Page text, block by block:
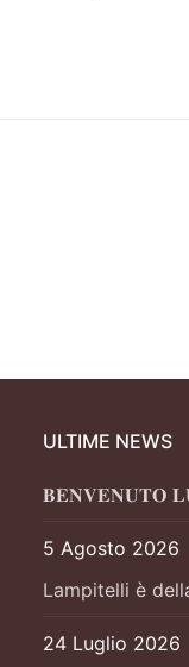
ULTIME NEWS
𝐁𝐄𝐍𝐕𝐄𝐍𝐔𝐓𝐎
5 Agosto 2026
Lampitelli è
24 Luglio 2026